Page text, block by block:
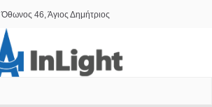
Όθωνος 46, Άγιος Δημήτριος